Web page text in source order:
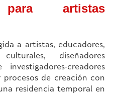
para artistas
a artistas, educadores,
diseñadores
creadores
procesos de creación con
residencia temporal en